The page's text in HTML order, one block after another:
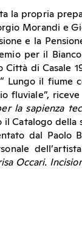
la propria
Morandi e
e la
per il
di Casale
Lungo il fiume
fluviale”,
la sapienza
Catalogo della
dal Paolo
Occari.